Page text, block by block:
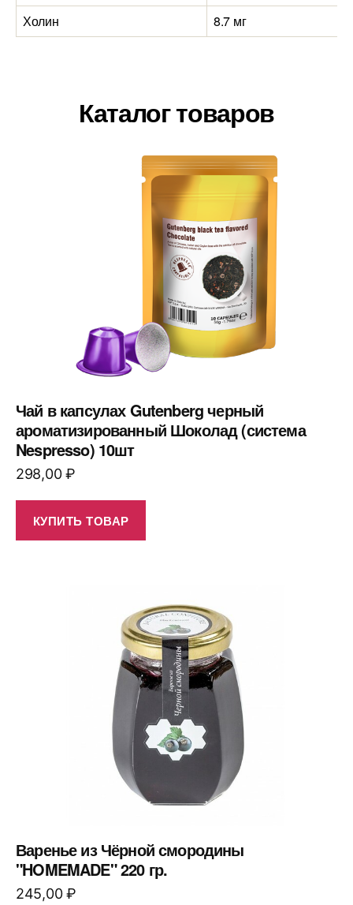
Холин
8.7 мг
Каталог товаров
Чай в капсулах Gutenberg черный
ароматизированный Шоколад (система
Nespresso) 10шт
298,00₽
КУПИТЬ ТОВАР
Варенье из Чёрной смородины
"HOMEMADE" 220 гр.
245,00₽